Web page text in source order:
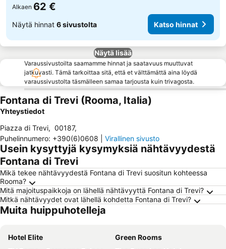
Alkaen 62 €
Näytä hinnat 6 sivustolta Katso hinnat
Näytä lisää
Varaussivustoilta saamamme hinnat ja saatavuus muuttuvat
jatkuvasti. Tämä tarkoittaa sitä, että et välttämättä aina löydä
varaussivustolta täsmälleen samaa tarjousta kuin trivagosta.
Fontana di Trevi (Rooma, Italia)
Yhteystiedot
Piazza di Trevi, 00187,
Puhelinnumero: +390(6)0608 Virallinen sivusto
Usein kysyttyjä kysymyksiä nähtävyydestä
Fontana di Trevi
Mikä tekee nähtävyydestä Fontana di Trevi suositun kohteessa
Rooma?
Mitä majoituspaikkoja on lähellä nähtävyyttä Fontana di Trevi?
Mitkä nähtävyydet ovat lähellä kohdetta Fontana di Trevi?
Muita huippuhotelleja
Hotel Elite
Green Rooms